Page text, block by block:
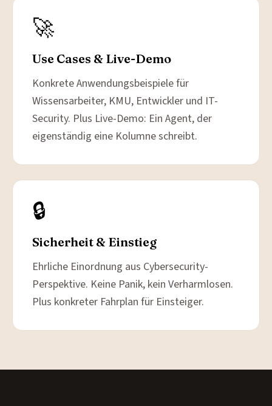
🚀
Use Cases & Live-Demo
Konkrete Anwendungsbeispiele für
Wissensarbeiter, KMU, Entwickler und IT-
Security. Plus Live-Demo: Ein Agent, der
eigenständig eine Kolumne schreibt.
🔒
Sicherheit & Einstieg
Ehrliche Einordnung aus Cybersecurity-
Perspektive. Keine Panik, kein Verharmlosen.
Plus konkreter Fahrplan für Einsteiger.